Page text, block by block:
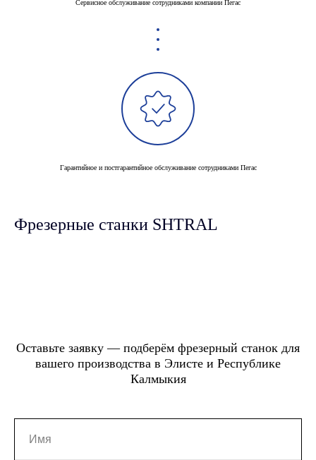
Сервисное обслуживание сотрудниками компании Пегас
Гарантийное и постгарантийное обслуживание сотрудниками Пегас
Фрезерные станки SHTRAL
Оставьте заявку — подберём фрезерный станок для
вашего производства в Элисте и Республике
Калмыкия